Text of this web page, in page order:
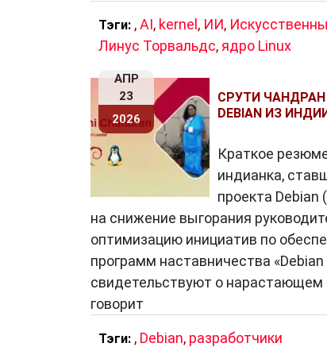
Персоны как инструмент UX-
Второе, более прикладное
основанные на реальных данных
дизайнерам и маркетологам
Пример:
Анна, 34 года,
общения. Её приоритет —
Такие персоны включают в себя:
Демографические данные
Цели и задачи (что хочет
Поведение (как и где использует
Тэги: ,AI, kernel , ИИ,
Линус Торвальдс, ядро Linux
АПР
23
2026
СРУТИ
DEBIAN ИЗ
Краткое
индианка,
проекта Debian
на снижение выгорания
оптимизацию инициатив по
программ наставничества
свидетельствуют о нарастающем
говорит
Тэги: , Debian, разработчики